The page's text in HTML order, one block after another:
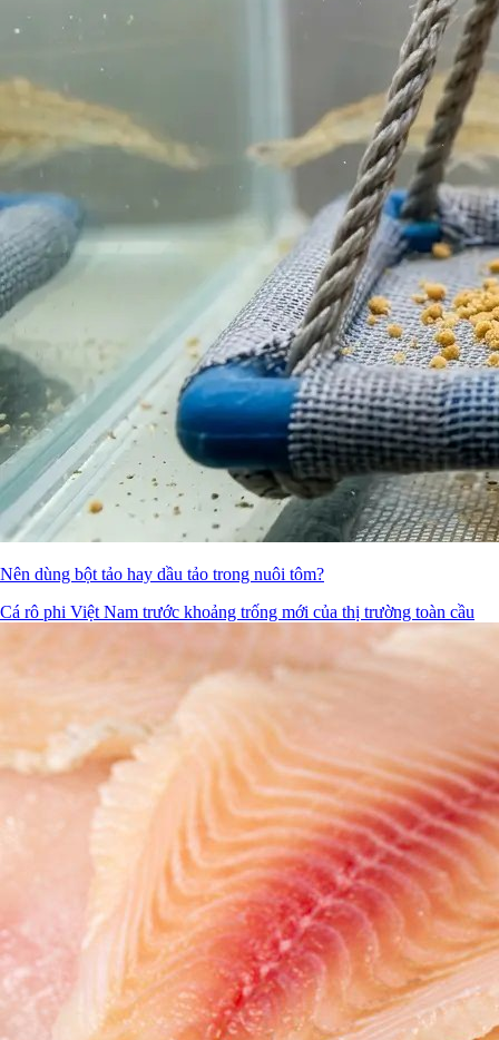
Nên dùng bột tảo hay dầu tảo trong nuôi tôm?
Cá rô phi Việt Nam trước khoảng trống mới của thị trường toàn cầu